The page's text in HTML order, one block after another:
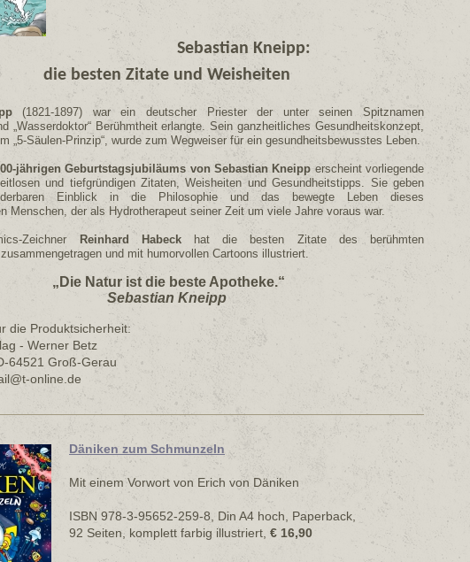
Sebastian Kneipp:
die besten Zitate und Weisheiten
(1821-1897) war ein deutscher Priester der unter seinen Spitznamen
„Wasserdoktor“ Berühmtheit erlangte. Sein ganzheitliches Gesundheitskonzept,
„5-Säulen-Prinzip“, wurde zum Wegweiser für ein gesundheitsbewusstes Leben.
jährigen Geburtstagsjubiläums von Sebastian Kneipp erscheint vorliegende
und tiefgründigen Zitaten, Weisheiten und Gesundheitstipps. Sie geben
Einblick in die Philosophie und das bewegte Leben dieses
Menschen, der als Hydrotherapeut seiner Zeit um viele Jahre voraus war.
Zeichner Reinhard Habeckhat die besten Zitate des berühmten
und mit humorvollen Cartoons illustriert.
„Die Natur ist die beste Apotheke.“
Sebastian Kneipp
die Produktsicherheit:
- Werner Betz
64521 Groß-Gerau
online.de
Däniken zum Schmunzeln
Mit einem Vorwort von Erich von Däniken
ISBN 978-3-95652-259-8, Din A4 hoch, Paperback,
92 Seiten, komplett farbig illustriert, € 16,90